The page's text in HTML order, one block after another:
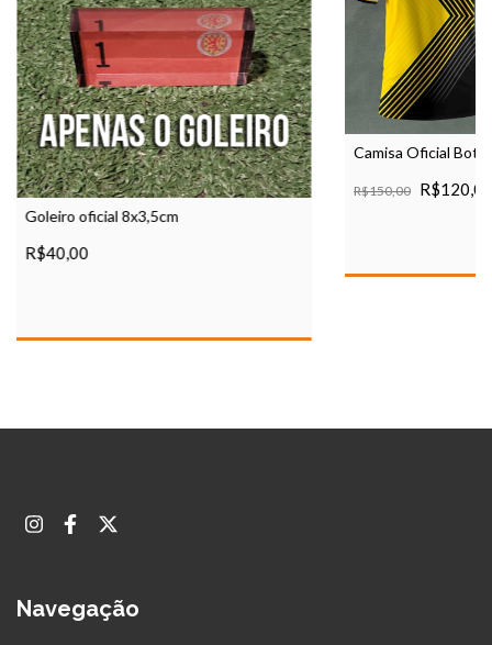
Goleiro oficial 8x3,5cm
R$40,00
Camisa Oficial
R$150,00 R$120,00
Navegação